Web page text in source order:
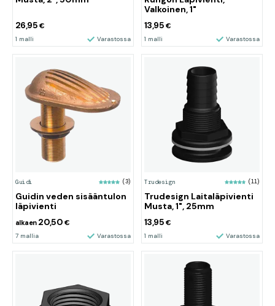
26,95 €
1 malli Varastossa
Valkoinen, 1"
13,95 €
1 malli Varastossa
Guidi (3)
Guidin veden sisääntulon
läpivienti
alkaen 20,50 €
7 mallia Varastossa
Trudesign (11)
Trudesign Laitaläpivienti
Musta, 1", 25mm
13,95 €
1 malli Varastossa